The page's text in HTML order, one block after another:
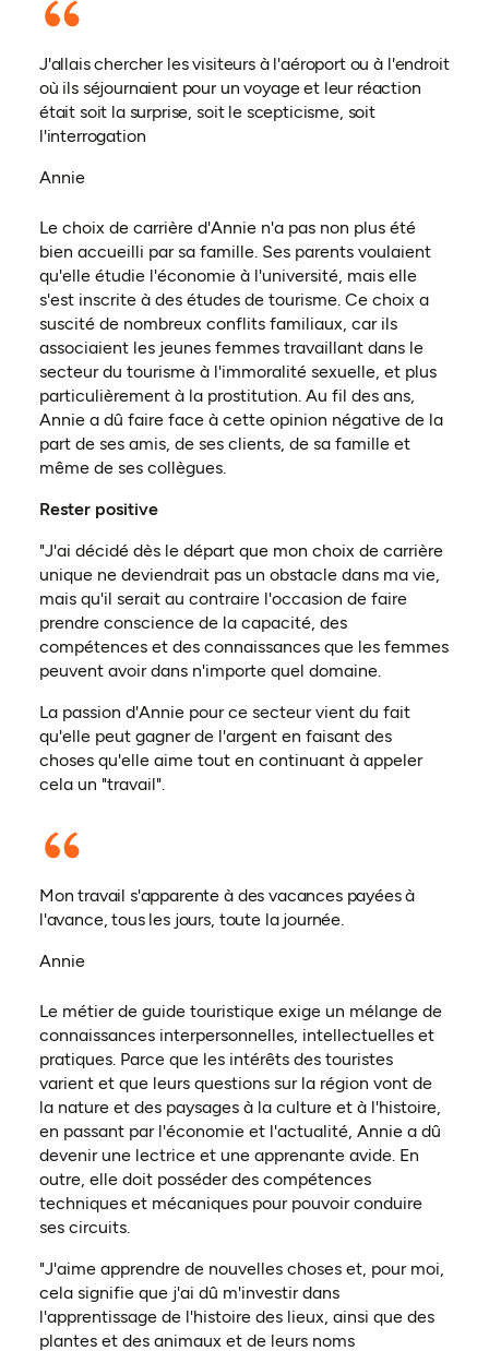
J'allais chercher les visiteurs à l'aéroport ou à l'endroit
où ils séjournaient pour un voyage et leur réaction
était soit la surprise, soit le scepticisme, soit
l'interrogation
Annie
Le choix de carrière d'Annie n'a pas non plus été
bien accueilli par sa famille. Ses parents voulaient
qu'elle étudie l'économie à l'université, mais elle
s'est inscrite à des études de tourisme. Ce choix a
suscité de nombreux conflits familiaux, car ils
associaient les jeunes femmes travaillant dans le
secteur du tourisme à l'immoralité sexuelle, et plus
particulièrement à la prostitution. Au fil des ans,
Annie a dû faire face à cette opinion négative de la
part de ses amis, de ses clients, de sa famille et
même de ses collègues.
Rester positive
"J'ai décidé dès le départ que mon choix de carrière
unique ne deviendrait pas un obstacle dans ma vie,
mais qu'il serait au contraire l'occasion de faire
prendre conscience de la capacité, des
compétences et des connaissances que les femmes
peuvent avoir dans n'importe quel domaine.
La passion d'Annie pour ce secteur vient du fait
qu'elle peut gagner de l'argent en faisant des
choses qu'elle aime tout en continuant à appeler
cela un "travail".
Mon travail s'apparente à des vacances payées à
l'avance, tous les jours, toute la journée.
Annie
Le métier de guide touristique exige un mélange de
connaissances interpersonnelles, intellectuelles et
pratiques. Parce que les intérêts des touristes
varient et que leurs questions sur la région vont de
la nature et des paysages à la culture et à l'histoire,
en passant par l'économie et l'actualité, Annie a dû
devenir une lectrice et une apprenante avide. En
outre, elle doit posséder des compétences
techniques et mécaniques pour pouvoir conduire
ses circuits.
"J'aime apprendre de nouvelles choses et, pour moi,
cela signifie que j'ai dû m'investir dans
l'apprentissage de l'histoire des lieux, ainsi que des
plantes et des animaux et de leurs noms